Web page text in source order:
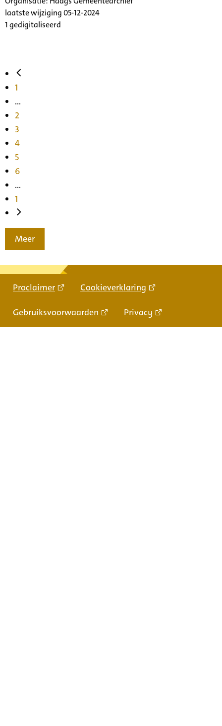
laatste wijziging 05-12-2024
1 gedigitaliseerd
1
...
2
3
4
5
6
...
1
Meer
Proclaimer Cookieverklaring
Gebruiksvoorwaarden Privacy